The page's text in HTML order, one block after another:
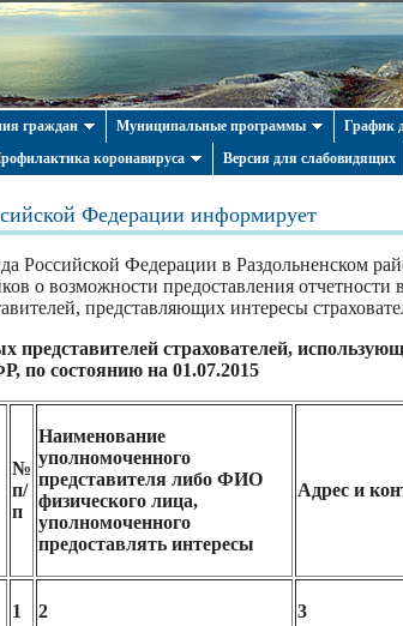
граждан Муниципальные программы График
коронавируса Версия для слабовидящих
Федерации информирует
Российской Федерации в Раздольненском
о возможности предоставления
представляющих интересы
представителей страхователей,
по состоянию на 01.07.2015
№
п/
п
Наименование
уполномоченного
представителя либо ФИО
физического лица,
уполномоченного
предоставлять интересы
Адрес и
1 2 3